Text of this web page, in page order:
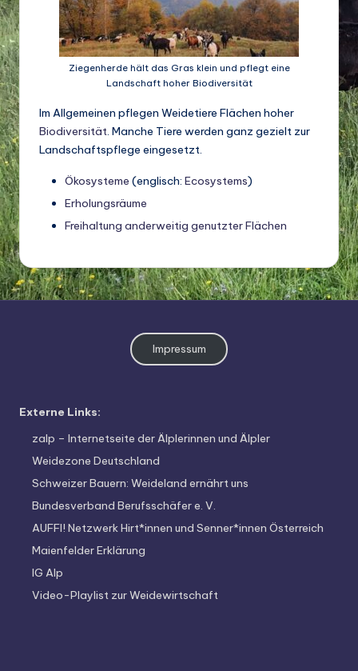
c
h
a
ft
d
Bi
rs
it
ä
t
Ziegenherde hält das Gras klein und pflegt eine
Landschaft hoher Biodiversität
Im Allgemeinen pflegen Weidetiere Flächen hoher
Biodiversität. Manche Tiere werden ganz gezielt zur
Landschaftspflege eingesetzt.
Ökosysteme (englisch: Ecosystems)
Erholungsräume
Freihaltung anderweitig genutzter Flächen
Impressum
Externe Links:
zalp – Internetseite der Älplerinnen und Älpler
Weidezone Deutschland
Schweizer Bauern: Weideland ernährt uns
Bundesverband Berufsschäfer e. V.
AUFFI! Netzwerk Hirt*innen und Senner*innen Österreich
Maienfelder Erklärung
IG Alp
Video-Playlist zur Weidewirtschaft